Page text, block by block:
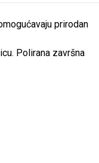
prirodan
Polirana završna